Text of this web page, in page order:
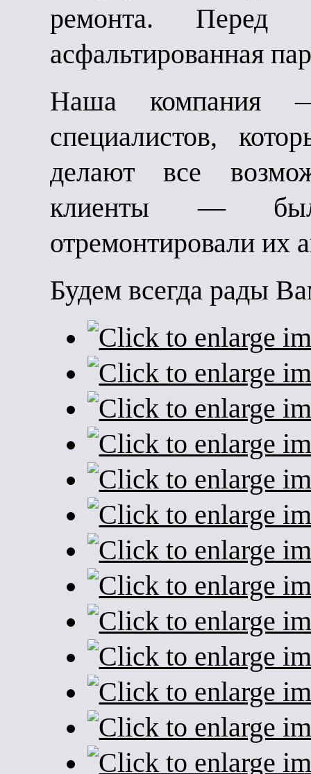
ремонта. Перед
асфальтированная
Наша компания
специалистов,
делают все
клиенты —
отремонтировали их
Будем всегда рады